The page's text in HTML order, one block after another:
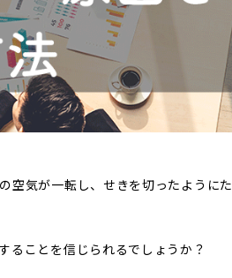
空気が一転し、せきを切ったようにた
ることを信じられるでしょうか？